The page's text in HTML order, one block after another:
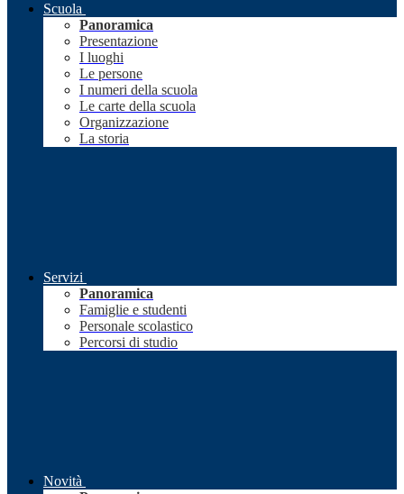
Scuola
Panoramica
Presentazione
I luoghi
Le persone
I numeri della scuola
Le carte della scuola
Organizzazione
La storia
Servizi
Panoramica
Famiglie e studenti
Personale scolastico
Percorsi di studio
Novità